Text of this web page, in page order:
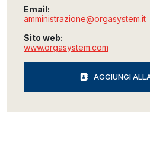
Email:
amministrazione@orgasystem.it
Sito web:
www.orgasystem.com
AGGIUNGI